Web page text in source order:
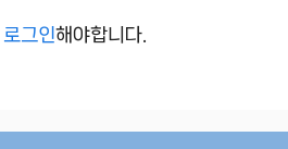
로그인해야합니다.